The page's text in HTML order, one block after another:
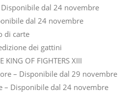
dal 24 novembre
dal 24 novembre
di carte
dei gattini
KING OF FIGHTERS XIII
– Disponibile dal 29 novembre
– Disponibile dal 24 novembre